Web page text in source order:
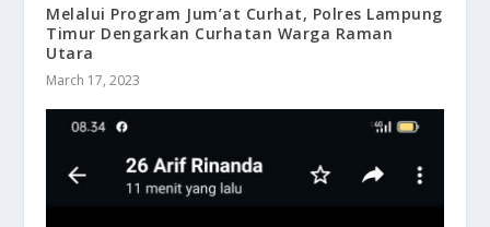
Melalui Program Jum’at Curhat, Polres Lampung
Timur Dengarkan Curhatan Warga Raman
Utara
March 17, 2023